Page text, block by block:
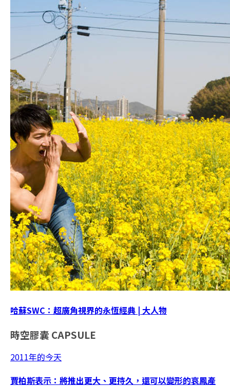
哈蘇SWC：超廣角視界的永恆經典 | 大人物
時空膠囊 CAPSULE
2011年的今天
賈柏斯表示：將推出更大、更持久，還可以變形的哀鳳產